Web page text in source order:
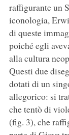
raffigurante un
iconologia,
di queste
poiché egli
alla cultura
Questi due
dotati di un
allegorico: si
che tentò di
(fig. 3), che